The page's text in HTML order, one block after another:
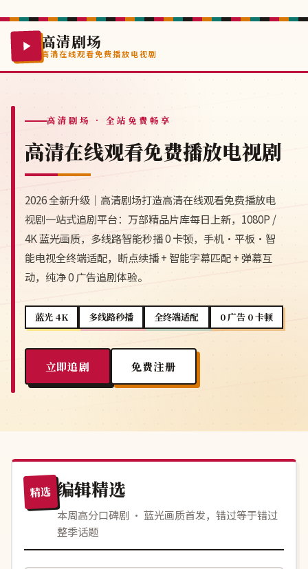
高清剧场
高清在线观看免费播放电视剧
高清剧场 · 全站免费畅享
高清在线观看免费播放电视剧
2026 全新升级｜高清剧场打造高清在线观看免费播放电
视剧一站式追剧平台：万部精品片库每日上新，1080P /
4K 蓝光画质，多线路智能秒播 0 卡顿，手机·平板·智
能电视全终端适配，断点续播 + 智能字幕匹配 + 弹幕互
动，纯净 0 广告追剧体验。
蓝光 4K 多线路秒播 全终端适配 0 广告 0 卡顿
立即追剧 免费注册
精选 编辑精选
本周高分口碑剧 · 蓝光画质首发，错过等于错过
整季话题
杜比 134分钟